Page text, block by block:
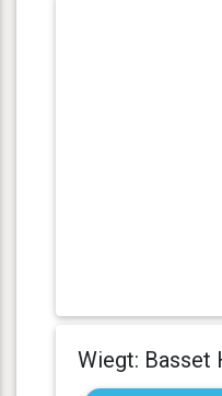
Wiegt: Basset